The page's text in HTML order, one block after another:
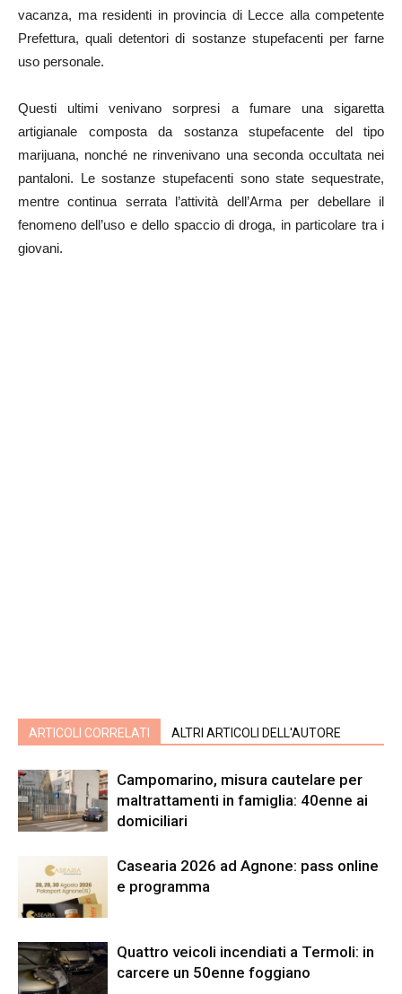
vacanza, ma residenti in provincia di Lecce alla competente
Prefettura, quali detentori di sostanze stupefacenti per farne
uso personale.
Questi ultimi venivano sorpresi a fumare una sigaretta
artigianale composta da sostanza stupefacente del tipo
marijuana, nonché ne rinvenivano una seconda occultata nei
pantaloni. Le sostanze stupefacenti sono state sequestrate,
mentre continua serrata l’attività dell’Arma per debellare il
fenomeno dell’uso e dello spaccio di droga, in particolare tra i
giovani.
ARTICOLI CORRELATI ALTRI ARTICOLI DELL'AUTORE
Campomarino, misura cautelare per
maltrattamenti in famiglia: 40enne ai
domiciliari
Casearia 2026 ad Agnone: pass online
e programma
Quattro veicoli incendiati a Termoli: in
carcere un 50enne foggiano